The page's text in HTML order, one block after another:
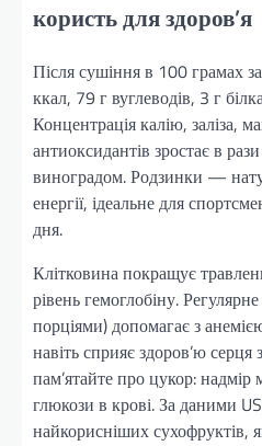
користь для здоров’я
Після сушіння в 100 грамах
ккал, 79 г вуглеводів, 3 г
Концентрація калію, заліза,
антиоксидантів зростає в
виноградом. Родзинки —
енергії, ідеальне для
дня.
Клітковина покращує
рівень гемоглобіну.
порціями) допомагає з
навіть сприяє здоров’ю
пам’ятайте про цукор:
глюкози в крові. За даними
найкорисніших сухофруктів,